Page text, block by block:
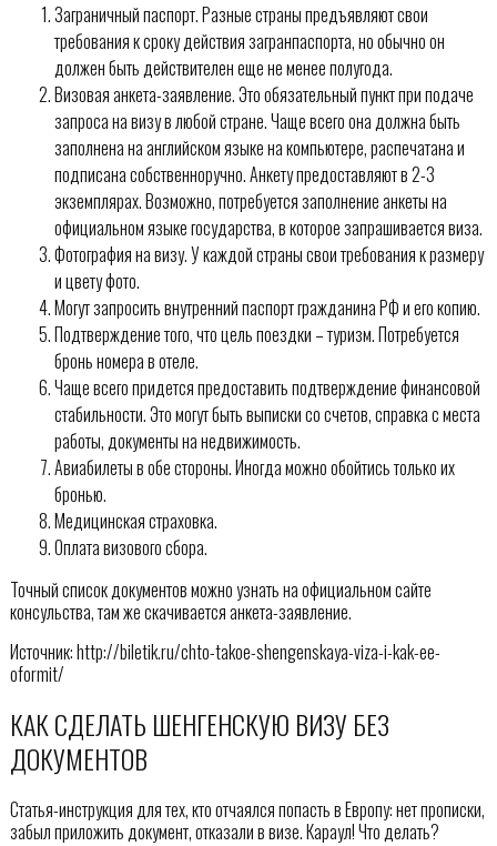
Заграничный паспорт. Разные страны предъявляют свои
требования к сроку действия загранпаспорта, но обычно он
должен быть действителен еще не менее полугода.
Визовая анкета-заявление. Это обязательный пункт при подаче
запроса на визу в любой стране. Чаще всего она должна быть
заполнена на английском языке на компьютере, распечатана и
подписана собственноручно. Анкету предоставляют в 2-3
экземплярах. Возможно, потребуется заполнение анкеты на
официальном языке государства, в которое запрашивается виза.
Фотография на визу. У каждой страны свои требования к размеру
и цвету фото.
Могут запросить внутренний паспорт гражданина РФ и его копию.
Подтверждение того, что цель поездки – туризм. Потребуется
бронь номера в отеле.
Чаще всего придется предоставить подтверждение финансовой
стабильности. Это могут быть выписки со счетов, справка с места
работы, документы на недвижимость.
Авиабилеты в обе стороны. Иногда можно обойтись только их
бронью.
Медицинская страховка.
Оплата визового сбора.
Точный список документов можно узнать на официальном сайте
консульства, там же скачивается анкета-заявление.
Источник: http://biletik.ru/chto-takoe-shengenskaya-viza-i-kak-ee-
oformit/
КАК СДЕЛАТЬ ШЕНГЕНСКУЮ ВИЗУ БЕЗ
ДОКУМЕНТОВ
Статья-инструкция для тех, кто отчаялся попасть в Европу: нет прописки,
забыл приложить документ, отказали в визе. Караул! Что делать?